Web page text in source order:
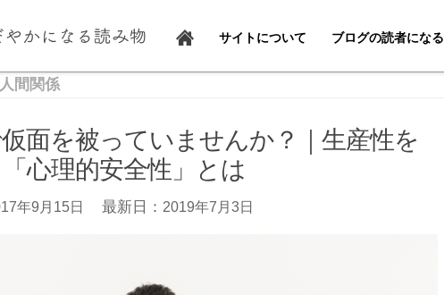
サイトについて ブログの読者になる
間関係
面を被っていませんか？｜生産性を
心理的安全性」とは
年9月15日 最新日： 2019年7月3日